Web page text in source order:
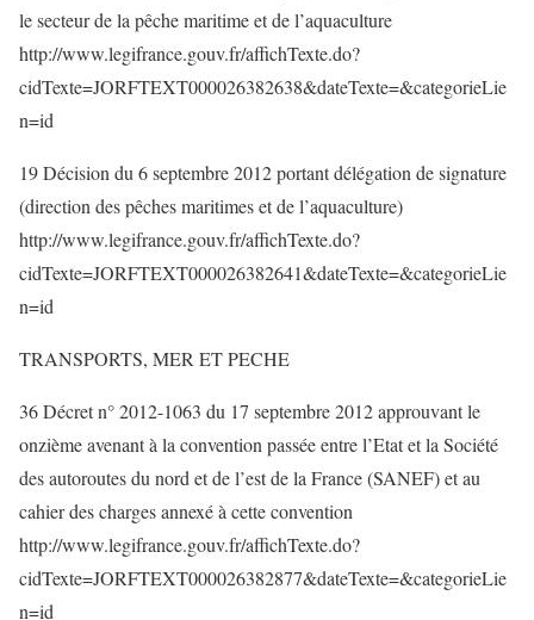
le secteur de la pêche maritime et de l’aquaculture
http://www.legifrance.gouv.fr/affichTexte.do?
cidTexte=JORFTEXT000026382638&dateTexte=&categorieLie
n=id
19 Décision du 6 septembre 2012 portant délégation de signature
(direction des pêches maritimes et de l’aquaculture)
http://www.legifrance.gouv.fr/affichTexte.do?
cidTexte=JORFTEXT000026382641&dateTexte=&categorieLie
n=id
TRANSPORTS, MER ET PECHE
36 Décret n° 2012-1063 du 17 septembre 2012 approuvant le
onzième avenant à la convention passée entre l’Etat et la Société
des autoroutes du nord et de l’est de la France (SANEF) et au
cahier des charges annexé à cette convention
http://www.legifrance.gouv.fr/affichTexte.do?
cidTexte=JORFTEXT000026382877&dateTexte=&categorieLie
n=id